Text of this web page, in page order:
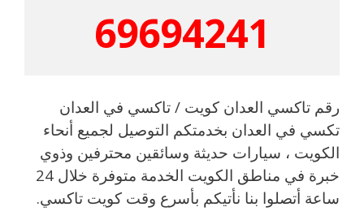
69694241
رقم تاكسي العدان كويت / تاكسي في العدان
تكسي في العدان بخدمتكم التوصيل لجميع أنحاء
الكويت ، سيارات حديثة وسائقين محترفين وذوي
خبرة في مناطق الكويت الخدمة متوفرة خلال 24
ساعة أتصلوا بنا نأتيكم بأسرع وقت كويت تاكسي.